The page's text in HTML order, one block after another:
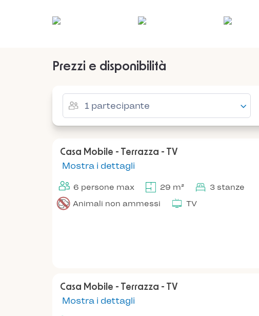
Prezzi e disponibilità
Casa Mobile - Terrazza - TV
Mostra i dettagli
6 persone max 29 m²
3 stanze
Animali non ammessi
TV
Casa Mobile - Terrazza - TV
Mostra i dettagli